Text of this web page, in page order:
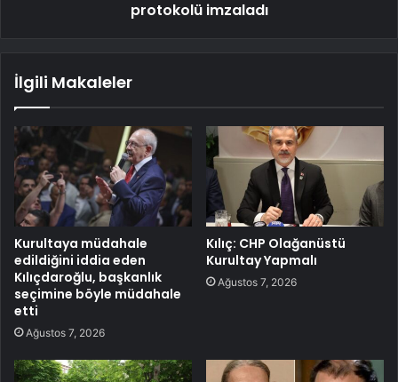
protokolü imzaladı
İlgili Makaleler
Kurultaya müdahale
edildiğini iddia eden
Kılıçdaroğlu, başkanlık
seçimine böyle müdahale
etti
Ağustos 7, 2026
Kılıç: CHP Olağanüstü
Kurultay Yapmalı
Ağustos 7, 2026